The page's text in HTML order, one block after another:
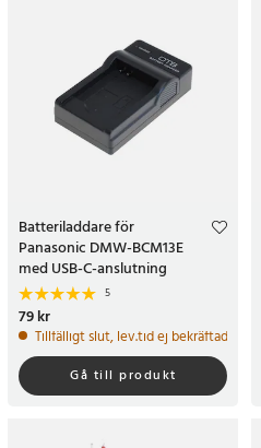
Batteriladdare för
Panasonic DMW-BCM13E
med USB-C-anslutning
5
Pris:
79 kr
Tillfälligt slut, lev.tid ej bekräftad
Gå till produkt